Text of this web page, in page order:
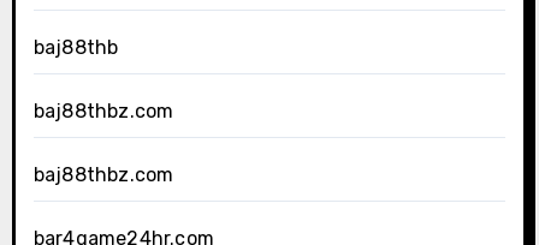
baj88thb
baj88thbz.com
baj88thbz.com
bar4game24hr.com